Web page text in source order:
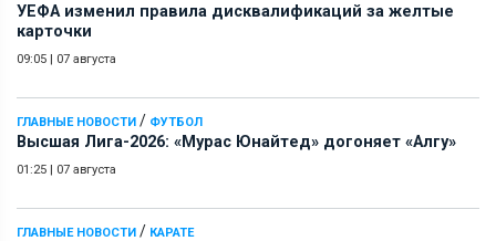
УЕФА изменил правила дисквалификаций за желтые
карточки
09:05 | 07 августа
ГЛАВНЫЕ НОВОСТИ / ФУТБОЛ
Высшая Лига-2026: «Мурас Юнайтед» догоняет «Алгу»
01:25 | 07 августа
ГЛАВНЫЕ НОВОСТИ / КАРАТЕ